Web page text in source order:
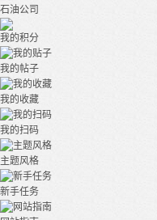
石油公司
我的积分
我的帖子
我的收藏
我的扫码
主题风格
新手任务